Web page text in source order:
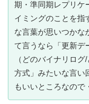
期・準同期レプリケ
イミングのことを指
な言葉が思いつかな
て言うなら「更新デ
（どのバイナリロ
方式」みたいな言い
もいいところなので